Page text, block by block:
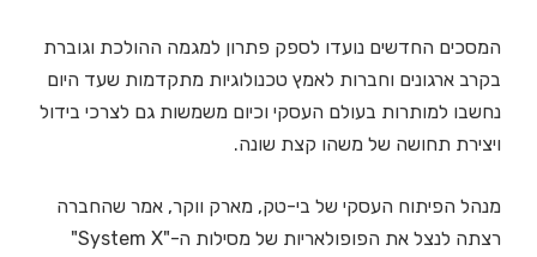
המסכים החדשים נועדו לספק פתרון למגמה ההולכת וגוברת
בקרב ארגונים וחברות לאמץ טכנולוגיות מתקדמות שעד היום
נחשבו למותרות בעולם העסקי וכיום משמשות גם לצרכי בידול
ויצירת תחושה של משהו קצת שונה.
מנהל הפיתוח העסקי של בי-טק, מארק ווקר, אמר שהחברה
רצתה לנצל את הפופולאריות של מסילות ה-"System X"